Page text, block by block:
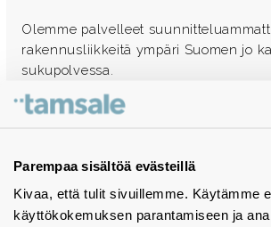
Parempaa sisältöä evästeillä
Kivaa, että tulit sivuillemme. Käytämme
käyttökokemuksen parantamiseen ja
Olemme palvelleet
rakennusliikkeitä ympäri Suomen jo
sukupolvessa.
Ota yhteyttä - autamme mielellämme
Tuotekuvastot
Instagram